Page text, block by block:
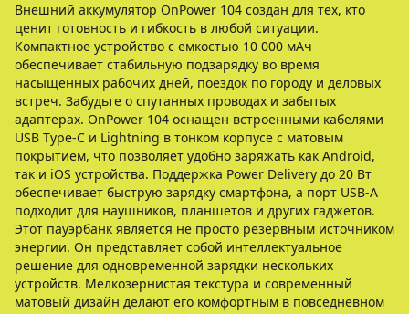
Внешний аккумулятор OnPower 104 создан для тех, кто
ценит готовность и гибкость в любой ситуации.
Компактное устройство с емкостью 10 000 мАч
обеспечивает стабильную подзарядку во время
насыщенных рабочих дней, поездок по городу и деловых
встреч. Забудьте о спутанных проводах и забытых
адаптерах. OnPower 104 оснащен встроенными кабелями
USB Type-C и Lightning в тонком корпусе с матовым
покрытием, что позволяет удобно заряжать как Android,
так и iOS устройства. Поддержка Power Delivery до 20 Вт
обеспечивает быструю зарядку смартфона, а порт USB-A
подходит для наушников, планшетов и других гаджетов.
Этот пауэрбанк является не просто резервным источником
энергии. Он представляет собой интеллектуальное
решение для одновременной зарядки нескольких
устройств. Мелкозернистая текстура и современный
матовый дизайн делают его комфортным в повседневном